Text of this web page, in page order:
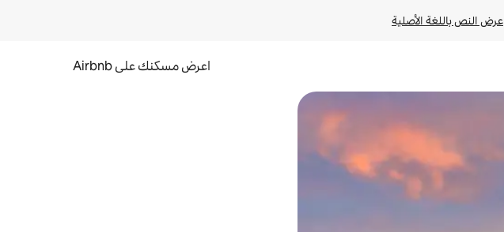
عرض النص باللغة الأصلية
اعرض مسكنك على Airbnb